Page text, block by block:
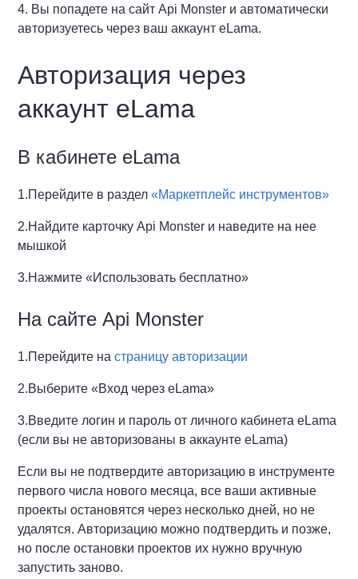
4. Вы попадете на сайт Api Monster и автоматически
авторизуетесь через ваш аккаунт eLama.
Авторизация через
аккаунт eLama
В кабинете eLama
1.Перейдите в раздел«Маркетплейс инструментов»
2.Найдите карточку Api Monster и наведите на нее
мышкой
3.Нажмите «Использовать бесплатно»
На сайте Api Monster
1.Перейдите настраницу авторизации
2.Выберите «Вход через eLama»
3.Введите логин и пароль от личного кабинета eLama
(если вы не авторизованы в аккаунте eLama)
Если вы не подтвердите авторизацию в инструменте
первого числа нового месяца, все ваши активные
проекты остановятся через несколько дней, но не
удалятся. Авторизацию можно подтвердить и позже,
но после остановки проектов их нужно вручную
запустить заново.